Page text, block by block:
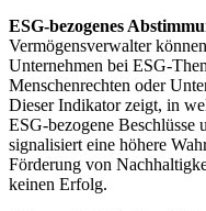
ESG-bezogenes
Vermögensverwalter
Unternehmen bei ESG-
Menschenrechten oder
Dieser Indikator zeigt, in
ESG-bezogene Beschlüsse
signalisiert eine höhere
Förderung von
keinen Erfolg.